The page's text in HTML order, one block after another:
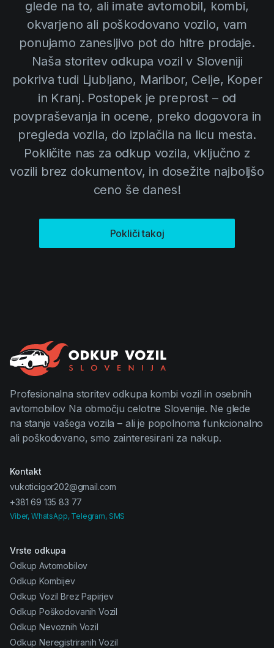
glede na to, ali imate avtomobil, kombi,
okvarjeno ali poškodovano vozilo, vam
ponujamo zanesljivo pot do hitre prodaje.
Naša storitev odkupa vozil v Sloveniji
pokriva tudi Ljubljano, Maribor, Celje, Koper
in Kranj. Postopek je preprost – od
povpraševanja in ocene, preko dogovora in
pregleda vozila, do izplačila na licu mesta.
Pokličite nas za odkup vozila, vključno z
vozili brez dokumentov, in dosežite najboljšo
ceno še danes!
Pokliči takoj
Profesionalna storitev odkupa kombi vozil in osebnih
avtomobilov Na območju celotne Slovenije. Ne glede
na stanje vašega vozila – ali je popolnoma funkcionalno
ali poškodovano, smo zainteresirani za nakup.
Kontakt
vukoticigor202@gmail.com
+381 69 135 83 77
Viber, WhatsApp, Telegram, SMS
Vrste odkupa
Odkup Avtomobilov
Odkup Kombijev
Odkup Vozil Brez Papirjev
Odkup Poškodovanih Vozil
Odkup Nevoznih Vozil
Odkup Neregistriranih Vozil